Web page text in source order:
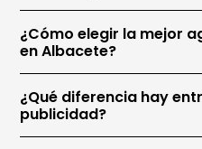
¿Cómo elegir la mejor
en Albacete?
¿Qué diferencia hay
publicidad?